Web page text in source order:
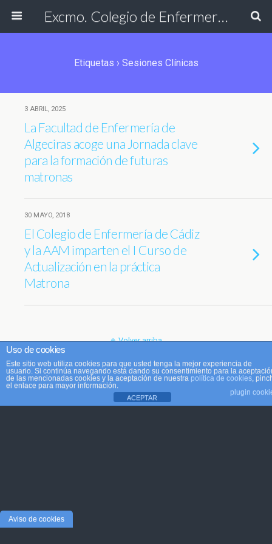
Excmo. Colegio de Enfermería de Cádiz
Etiquetas › Sesiones Clínicas
3 ABRIL, 2025
La Facultad de Enfermería de
Algeciras acoge una Jornada clave
para la formación de futuras
matronas
30 MAYO, 2018
El Colegio de Enfermería de Cádiz
y la AAM imparten el I Curso de
Actualización en la práctica
Matrona
Volver arriba
Móvil Escritorio
Uso de cookies
Este sitio web utiliza cookies para que usted tenga la mejor experiencia de
usuario. Si continúa navegando está dando su consentimiento para la
de las mencionadas cookies y la aceptación de nuestra política de cookies,
el enlace para mayor información.
plugin
ACEPTAR
Aviso de cookies